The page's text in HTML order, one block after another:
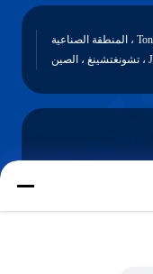
NO.111 ، شمال طريق Tongtao ، المنطقة الصناعية